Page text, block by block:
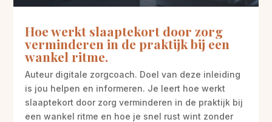
Hoe werkt slaaptekort door zorg
verminderen in de praktijk bij een
wankel ritme.
Auteur digitale zorgcoach. Doel van deze inleiding
is jou helpen en informeren. Je leert hoe werkt
slaaptekort door zorg verminderen in de praktijk bij
een wankel ritme en hoe je snel rust wint zonder